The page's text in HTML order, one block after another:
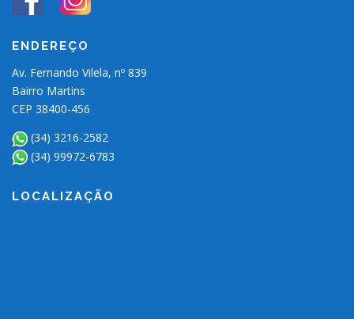
ENDEREÇO
Av. Fernando Vilela, nº 839
Bairro Martins
CEP 38400-456
(34) 3216-2582
(34) 99972-6783
LOCALIZAÇÃO